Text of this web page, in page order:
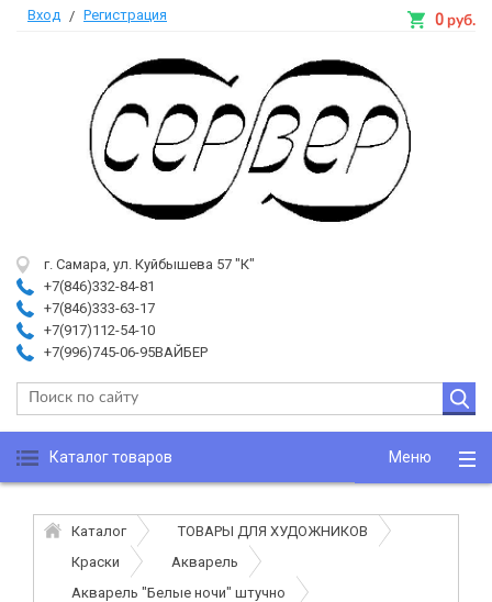
Вход / Регистрация
г. Самара, ул. Куйбышева 57 "К"
+7(846)332-84-81
+7(846)333-63-17
+7(917)112-54-10
+7(996)745-06-95ВАЙБЕР
0 руб.
Каталог товаров Меню
Каталог
ТОВАРЫ ДЛЯ ХУДОЖНИКОВ
Краски
Акварель
Акварель "Белые ночи" штучно